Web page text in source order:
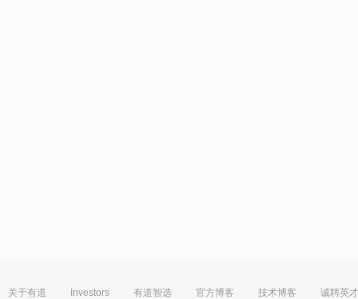
关于有道 Investors 有道智选 官方博客 技术博客 诚聘英才